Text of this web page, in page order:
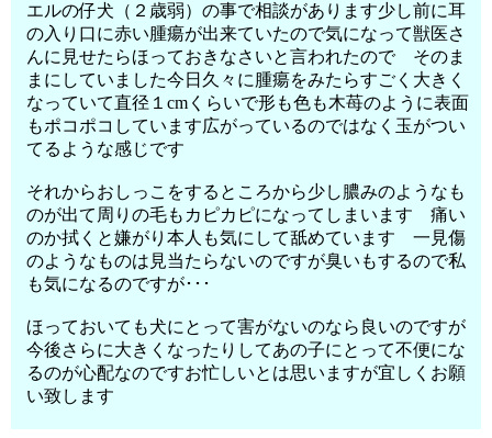
エルの仔犬（２歳弱）の事で相談があります少し前に耳
の入り口に赤い腫瘍が出来ていたので気になって獣医さ
んに見せたらほっておきなさいと言われたので そのま
まにしていました今日久々に腫瘍をみたらすごく大きく
なっていて直径１cmくらいで形も色も木苺のように表面
もポコポコしています広がっているのではなく玉がつい
てるような感じです
それからおしっこをするところから少し膿みのようなも
のが出て周りの毛もカピカピになってしまいます 痛い
のか拭くと嫌がり本人も気にして舐めています 一見傷
のようなものは見当たらないのですが臭いもするので私
も気になるのですが･･･
ほっておいても犬にとって害がないのなら良いのですが
今後さらに大きくなったりしてあの子にとって不便にな
るのが心配なのですお忙しいとは思いますが宜しくお願
い致します